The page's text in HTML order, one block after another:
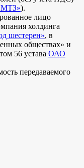
).
лицо
холдинга
шестерен», в
обществах» и
56 устава ОАО
передаваемого